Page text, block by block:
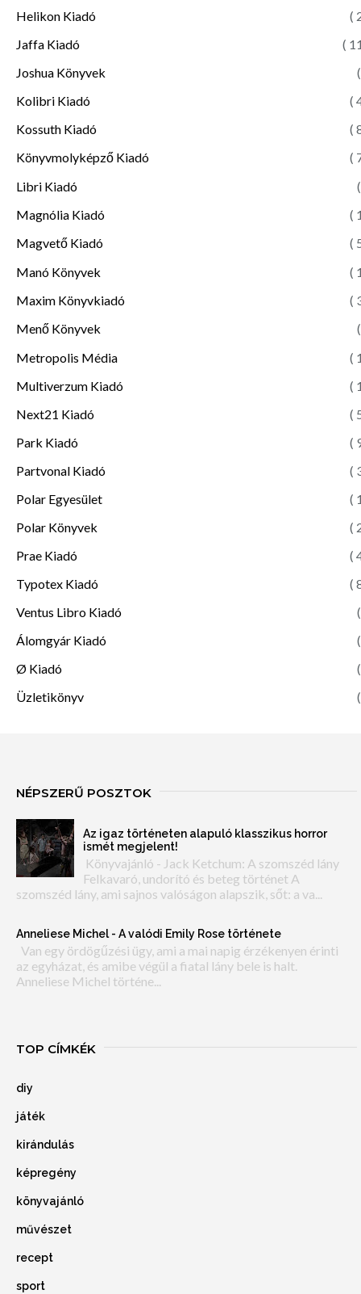
Helikon Kiadó
(
Jaffa Kiadó
(
Joshua Könyvek
Kolibri Kiadó
(
Kossuth Kiadó
(
Könyvmolyképző Kiadó
(
Libri Kiadó
Magnólia Kiadó
(
Magvető Kiadó
(
Manó Könyvek
(
Maxim Könyvkiadó
(
Menő Könyvek
Metropolis Média
(
Multiverzum Kiadó
(
Next21 Kiadó
(
Park Kiadó
(
Partvonal Kiadó
(
Polar Egyesület
(
Polar Könyvek
(
Prae Kiadó
(
Typotex Kiadó
(
Ventus Libro Kiadó
Álomgyár Kiadó
Ø Kiadó
Üzletikönyv
NÉPSZERŰ POSZTOK
Az igaz történeten alapuló klasszikus horror
ismét megjelent!
Könyvajánló - Jack Ketchum: A szomszéd lány
Felkavaró, undorító és beteg történet A
szomszéd lány, ami sajnos valóságon alapszik, sőt: a va...
Anneliese Michel - A valódi Emily Rose története
Van egy ördögűzési ügy, ami a mai napig érzékenyen érinti
az egyházat, és amibe végül a fiatal lány bele is halt.
Anneliese Michel történe...
TOP CÍMKÉK
diy
játék
kirándulás
képregény
könyvajánló
művészet
recept
sport